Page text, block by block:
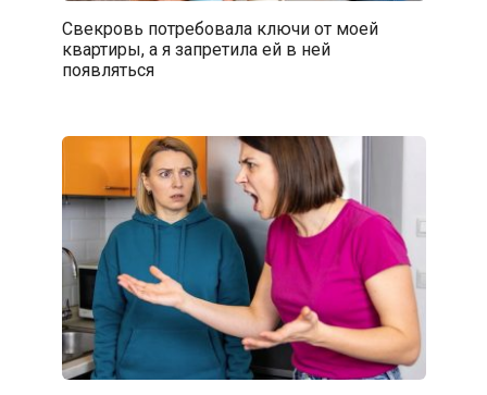
Свекровь потребовала ключи от моей
квартиры, а я запретила ей в ней
появляться